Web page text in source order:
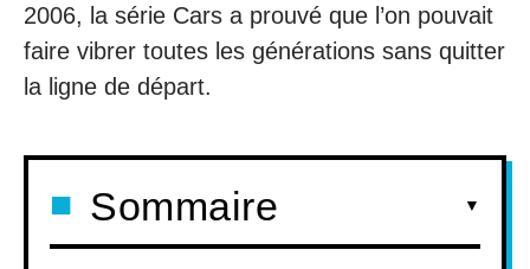
2006, la série Cars a prouvé que l’on pouvait
faire vibrer toutes les générations sans quitter
la ligne de départ.
Sommaire